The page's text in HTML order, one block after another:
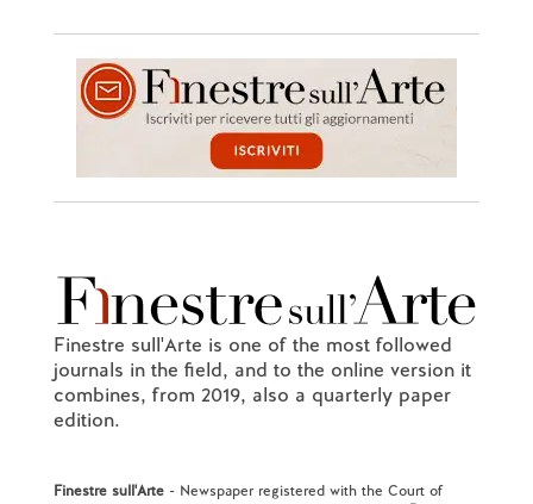
Finestre sull'Arte is one of the most followed
journals in the field, and to the online version it
combines, from 2019, also a quarterly paper
edition.
Finestre sull'Arte- Newspaper registered with the Court of